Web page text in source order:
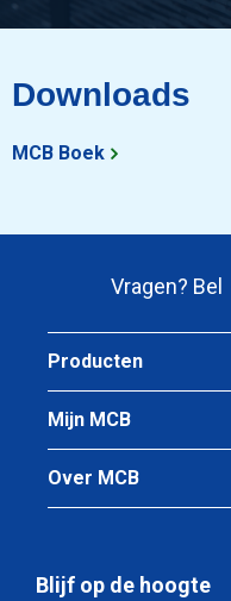
Stuks gewicht in kg
Bruto prijs
Omschrijving
hard+Kiwa-Gastec
Bruto prijs
Downloads
MCB Boek
Vragen? Bel
Producten
Mijn MCB
Over MCB
Blijf op de hoogte